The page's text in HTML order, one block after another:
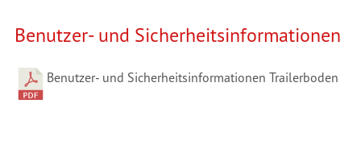
Benutzer- und Sicherheitsinformationen
Benutzer- und Sicherheitsinformationen Trailerboden